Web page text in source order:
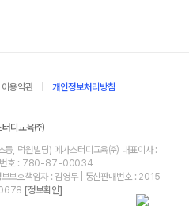
이용약관 개인정보처리방침
터디교육㈜
, 덕원빌딩) 메가스터디교육㈜ 대표이사 :
번호 : 780-87-00034
보호책임자 : 김영무 | 통신판매번호 : 2015-
[정보확인]